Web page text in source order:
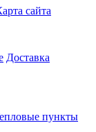
сайта
Доставка
пункты